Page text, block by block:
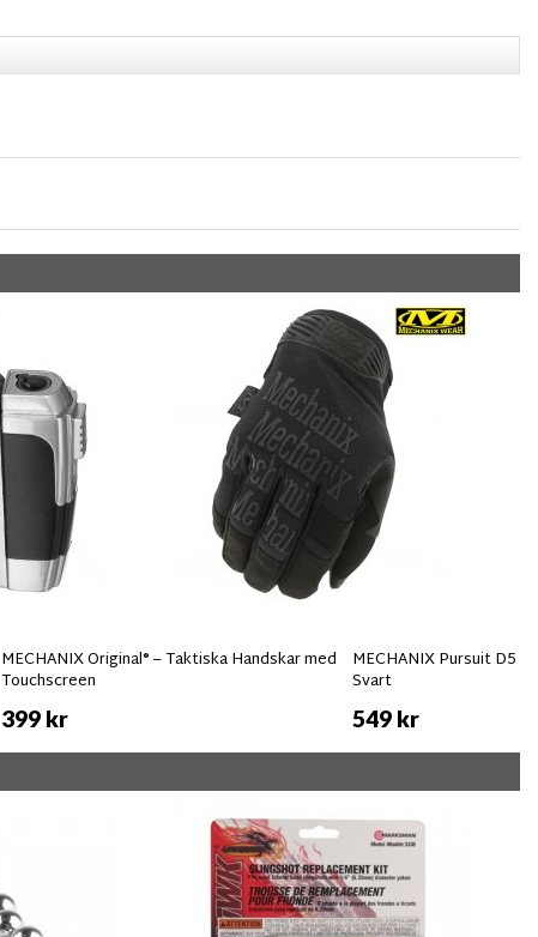
MECHANIX Original® – Taktiska Handskar med
Touchscreen
399 kr
MECHANIX Pursuit D5
Svart
549 kr